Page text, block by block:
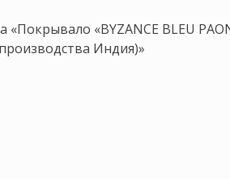
«BYZANCE BLEU
Индия)»